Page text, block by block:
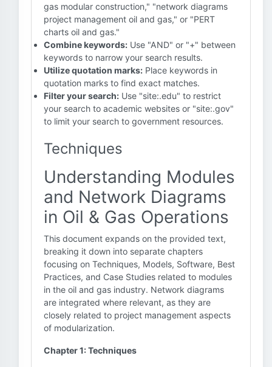
gas modular construction," "network diagrams
project management oil and gas," or "PERT
charts oil and gas."
Combine keywords: Use "AND" or "+" between
keywords to narrow your search results.
Utilize quotation marks: Place keywords in
quotation marks to find exact matches.
Filter your search: Use "site:.edu" to restrict
your search to academic websites or "site:.gov"
to limit your search to government resources.
Techniques
Understanding Modules
and Network Diagrams
in Oil & Gas Operations
This document expands on the provided text,
breaking it down into separate chapters
focusing on Techniques, Models, Software, Best
Practices, and Case Studies related to modules
in the oil and gas industry. Network diagrams
are integrated where relevant, as they are
closely related to project management aspects
of modularization.
Chapter 1: Techniques